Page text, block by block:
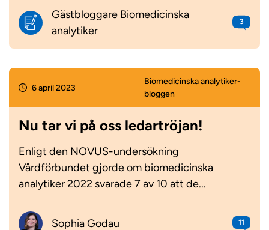
Gästbloggare Biomedicinska
analytiker
3
6 april 2023
Biomedicinska analytiker­
bloggen
Nu tar vi på oss ledartröjan!
Enligt den NOVUS-undersökning
Vårdförbundet gjorde om biomedicinska
analytiker 2022 svarade 7 av 10 att de...
Sophia Godau 11